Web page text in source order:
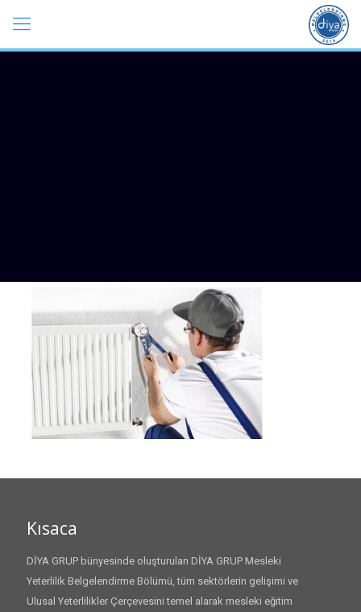
Kısaca
DİYA GRUP bünyesinde oluşturulan DİYA GRUP Mesleki
Yeterlilik Belgelendirme Bölümü, tüm sektörlerin gelişimi ve
Ulusal Yeterlilikler Çerçevesini temel alarak mesleki eğitim